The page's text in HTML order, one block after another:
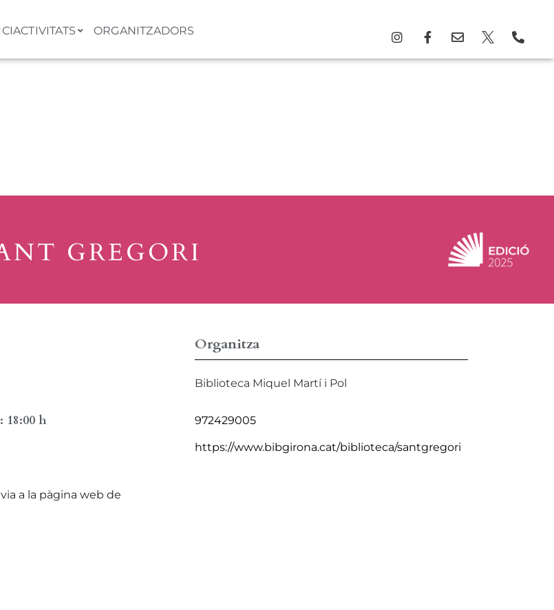
ACTIVITATS ORGANITZADORS
GREGORI
18:00 h
a la pàgina web de
Organitza
Biblioteca Miquel Martí i Pol
972429005
https://www.bibgirona.cat/biblioteca/santgregori